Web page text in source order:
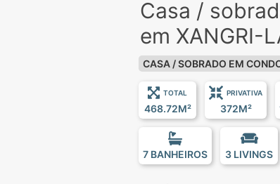
Casa /
em XANGRI-
CASA / SOBRADO EM
TOTAL
468.72M²
PRIVATIVA
372M²
7 BANHEIROS 3 LIVINGS